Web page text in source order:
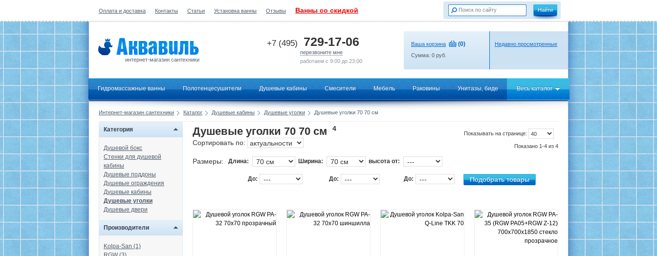
Оплата и доставка Контакты Статьи Установка ванны Отзывы Ванны со скидкой
интернет-магазин сантехники
+7 (495) 729-17-06
перезвоните мне
работаем с 9:00 до 23:00
Ваша корзина (0)
Сумма: 0 руб.
Недавно просмотренные
Гидромассажные ванны Полотенцесушители Душевые кабины Смесители Мебель Раковины Унитазы, биде Весь каталог
Интернет-магазин сантехники Каталог Душевые кабины Душевые уголки Душевые уголки 70 70 см
Категория
Душевой бокс
Стенки для душевой
кабины
Душевые поддоны
Душевые ограждения
Душевые кабины
Душевые уголки
Душевые двери
Производители
Kolpa-San (1)
Показывать на странице:
Показано 1-4 из 4
Душевые уголки 70 70 см
4
Сортировать по:
Размеры: Длина: Ширина: высота от:
До: До: До: